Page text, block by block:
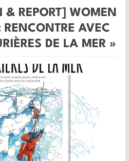
& REPORT] WOMEN
RENCONTRE AVEC
DE LA MER »